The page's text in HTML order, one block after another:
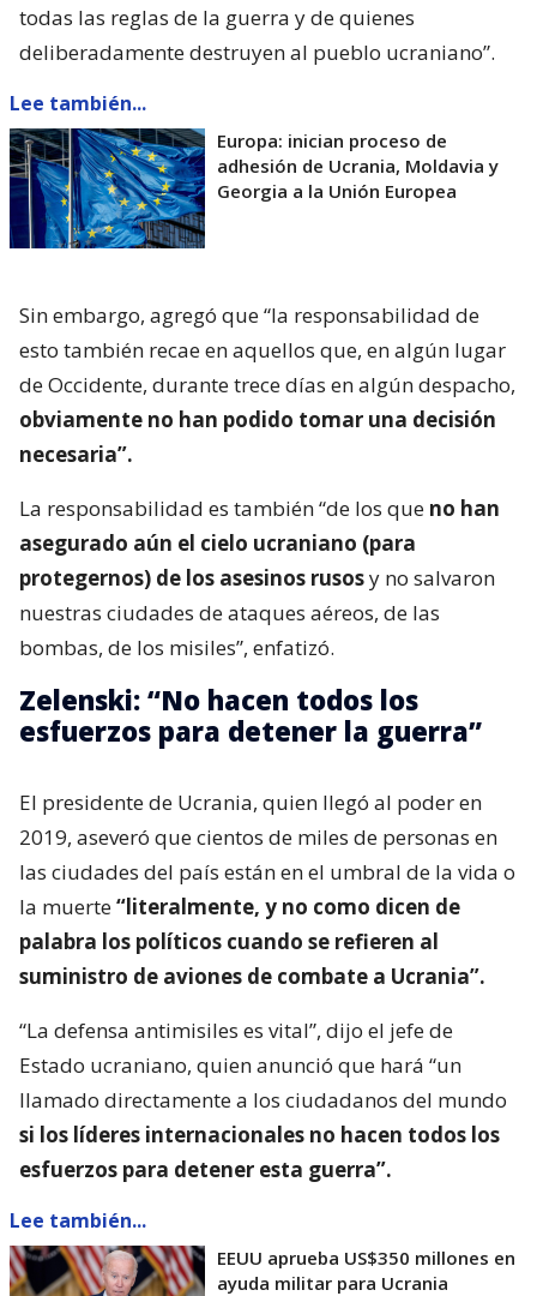
todas las reglas de la guerra y de quienes
deliberadamente destruyen al pueblo ucraniano”.
Lee también...
Europa: inician proceso de
adhesión de Ucrania, Moldavia y
Georgia a la Unión Europea
Sin embargo, agregó que “la responsabilidad de
esto también recae en aquellos que, en algún lugar
de Occidente, durante trece días en algún despacho,
obviamente no han podido tomar una decisión
necesaria”.
La responsabilidad es también “de los que no han
asegurado aún el cielo ucraniano (para
protegernos) de los asesinos rusosy no salvaron
nuestras ciudades de ataques aéreos, de las
bombas, de los misiles”, enfatizó.
Zelenski: “No hacen todos los
esfuerzos para detener la guerra”
El presidente de Ucrania, quien llegó al poder en
2019, aseveró que cientos de miles de personas en
las ciudades del país están en el umbral de la vida o
la muerte“literalmente, y no como dicen de
palabra los políticos cuando se refieren al
suministro de aviones de combate a Ucrania”.
“La defensa antimisiles es vital”, dijo el jefe de
Estado ucraniano, quien anunció que hará “un
llamado directamente a los ciudadanos del mundo
si los líderes internacionales no hacen todos los
esfuerzos para detener esta guerra”.
Lee también...
EEUU aprueba US$350 millones en
ayuda militar para Ucrania